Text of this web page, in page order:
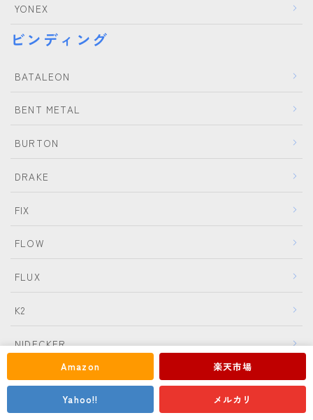
Amazon 楽天市場
Yahoo!! メルカリ
YONEX
ビンディング
BATALEON
BENT METAL
BURTON
DRAKE
FIX
FLOW
FLUX
K2
NIDECKER
NITRO
Now